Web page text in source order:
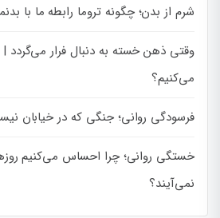
شرم از بدن؛ چگونه تروما رابطه ما با
وقتی ذهن خسته به دنبال فرار می‌گردد |
می‌کنیم؟
فرسودگی روانی؛ جنگی که در خیابان
خستگی روانی؛ چرا احساس می‌کنیم
نمی‌آیند؟